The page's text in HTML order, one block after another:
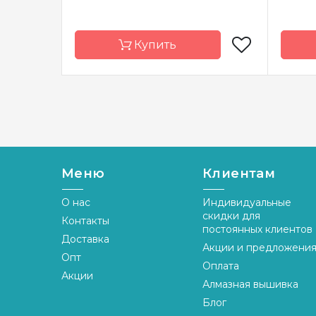
Купить
производитель
Размер
25х38 см
Канва
Aida 16
полная
Меню
О нас
Контакты
Доставка
Опт
Акции
Клиентам
Индивидуальные
скидки для
постоянных клиентов
Акции и предложения
Оплата
Алмазная вышивка
Блог